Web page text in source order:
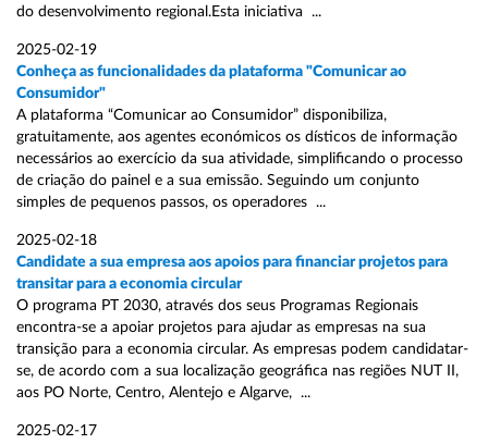
do desenvolvimento regional.Esta iniciativa ...
2025-02-19
Conheça as funcionalidades da plataforma "Comunicar ao
Consumidor"
A plataforma “Comunicar ao Consumidor” disponibiliza,
gratuitamente, aos agentes económicos os dísticos de informação
necessários ao exercício da sua atividade, simplificando o processo
de criação do painel e a sua emissão. Seguindo um conjunto
simples de pequenos passos, os operadores ...
2025-02-18
Candidate a sua empresa aos apoios para financiar projetos para
transitar para a economia circular
O programa PT 2030, através dos seus Programas Regionais
encontra-se a apoiar projetos para ajudar as empresas na sua
transição para a economia circular. As empresas podem candidatar-
se, de acordo com a sua localização geográfica nas regiões NUT II,
aos PO Norte, Centro, Alentejo e Algarve, ...
2025-02-17